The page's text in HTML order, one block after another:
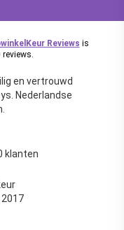
Reviews is
reviews.
en vertrouwd
Nederlandse
klanten
2017